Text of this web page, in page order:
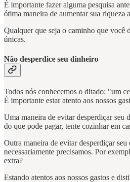
É importante fazer alguma pesquisa
ótima maneira de aumentar sua
Qualquer que seja o caminho que você
únicas.
Não desperdice seu dinheiro
Todos nós conhecemos o ditado: "um
É importante estar atento aos nossos
Uma maneira de evitar desperdiçar seu
do que pode pagar, tente cozinhar em
Outra maneira de evitar desperdiçar
necessariamente precisamos. Por
extra?
Estando atentos aos nossos gastos e